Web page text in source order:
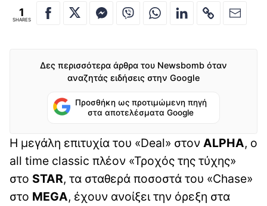
1
SHARES
Δες περισσότερα άρθρα του Newsbomb όταν
αναζητάς ειδήσεις στην Google
Προσθήκη ως προτιμώμενη πηγή
στα αποτελέσματα Google
Η μεγάλη επιτυχία του «Deal» στον ALPHA, ο
all time classic πλέον «Τροχός της τύχης»
στο STAR, τα σταθερά ποσοστά του «Chase»
στο MEGA, έχουν ανοίξει την όρεξη στα